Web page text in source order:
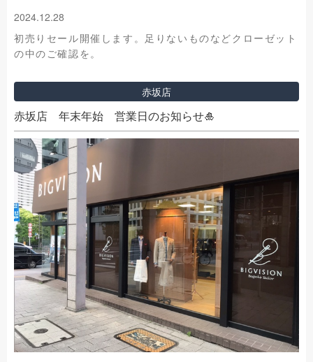
2024.12.28
初売りセール開催します。足りないものなどクローゼット
の中のご確認を。
赤坂店
赤坂店 年末年始 営業日のお知らせ🎍